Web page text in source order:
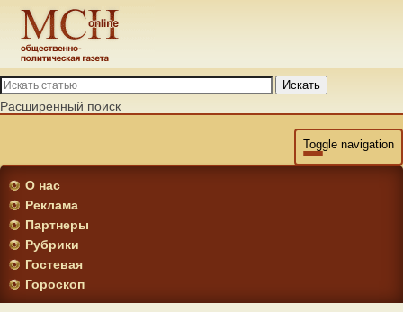
Искать
Расширенный поиск
Toggle navigation
О нас
Реклама
Партнеры
Рубрики
Гостевая
Гороскоп